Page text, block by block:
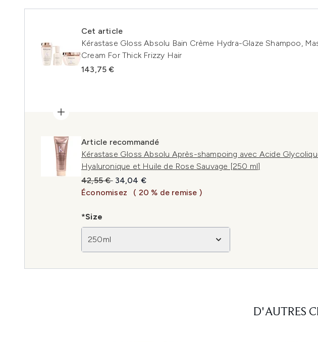
Cet article
Kérastase Gloss Absolu Bain Crème Hydra-Glaze Shampoo,
Cream For Thick Frizzy Hair
143,75 €
Article recommandé
Kérastase Gloss Absolu Après-shampoing avec Acide
Hyaluronique et Huile de Rose Sauvage [250 ml]
Prix de vente :
42,55 € Prix ​​actuel :
34,04 €
Économisez
( 20 % de remise )
*Size
250ml
D'AUTRES